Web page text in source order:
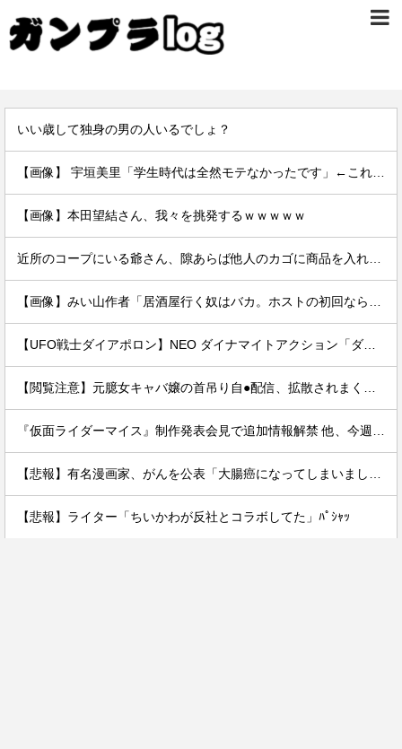
いい歳して独身の男の人いるでしょ？
【画像】本田望結さん、我々を挑発するｗｗｗｗｗ
【悲報】ライター「ちいかわが反社とコラボしてた」ﾊﾟｼｬｯ